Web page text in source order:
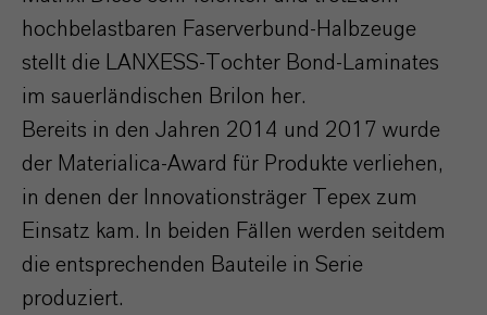
hochbelastbaren Faserverbund-Halbzeuge
stellt die LANXESS-Tochter Bond-Laminates
im sauerländischen Brilon her.
Bereits in den Jahren 2014 und 2017 wurde
der Materialica-Award für Produkte verliehen,
in denen der Innovationsträger Tepex zum
Einsatz kam. In beiden Fällen werden seitdem
die entsprechenden Bauteile in Serie
produziert.